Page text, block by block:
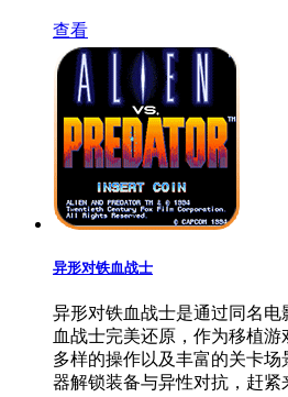
查看
异形对铁血战士
异形对铁血战士是通过同名
血战士完美还原，作为移植游
多样的操作以及丰富的关卡
器解锁装备与异性对抗，赶紧